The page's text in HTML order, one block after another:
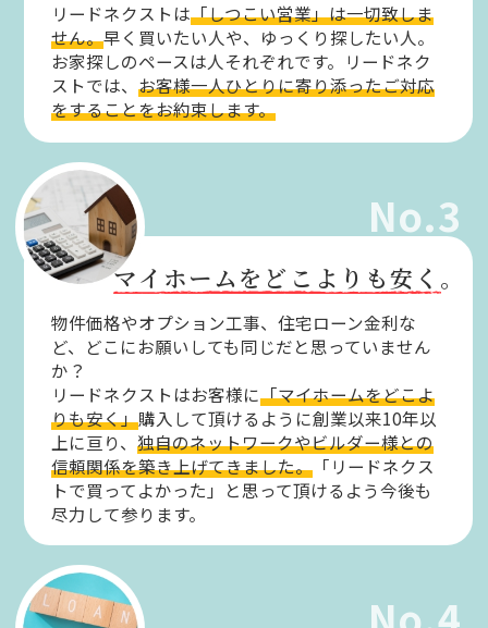
リードネクストは「しつこい営業」は一切致しま
せん。早く買いたい人や、ゆっくり探したい人。
お家探しのペースは人それぞれです。リードネク
ストでは、お客様一人ひとりに寄り添ったご対応
をすることをお約束します。
No.3
マイホームをどこよりも安く。
物件価格やオプション工事、住宅ローン金利な
ど、どこにお願いしても同じだと思っていません
か？
リードネクストはお客様に「マイホームをどこよ
りも安く」購入して頂けるように創業以来10年以
上に亘り、独自のネットワークやビルダー様との
信頼関係を築き上げてきました。 「リードネクス
トで買ってよかった」と思って頂けるよう今後も
尽力して参ります。